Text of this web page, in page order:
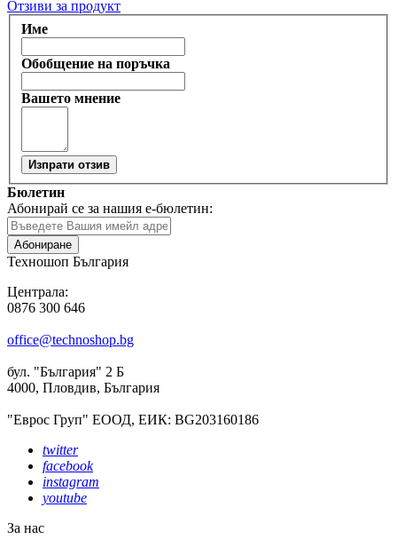
Отзиви за продукт
Име
Обобщение на поръчка
Вашето мнение
Изпрати отзив
Бюлетин
Абонирай се за нашия е-бюлетин:
Абониране
Техношоп България
Централа:
0876 300 646
office@technoshop.bg
бул. "България" 2 Б
4000, Пловдив, България
"Еврос Груп" ЕООД, ЕИК: BG203160186
twitter
facebook
instagram
youtube
За нас